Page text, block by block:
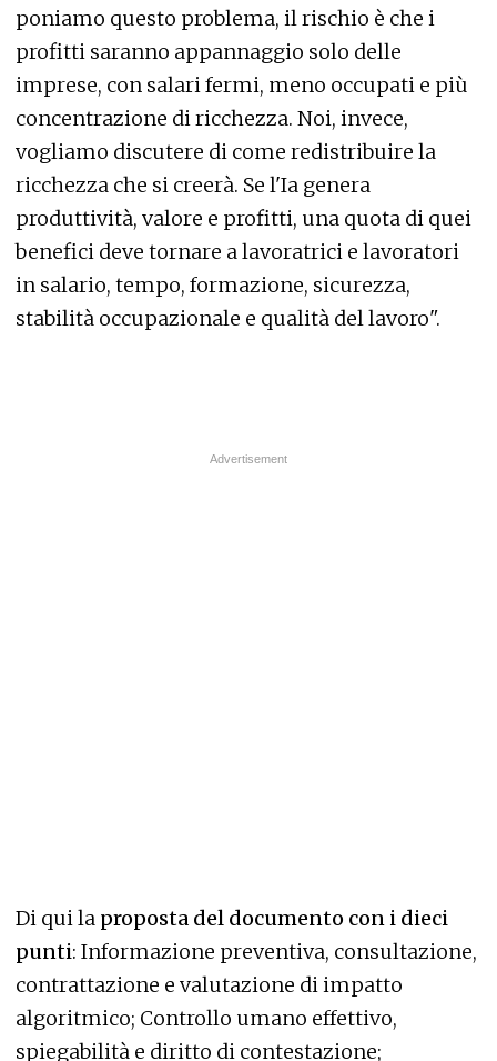
poniamo questo problema, il rischio è che i
profitti saranno appannaggio solo delle
imprese, con salari fermi, meno occupati e più
concentrazione di ricchezza. Noi, invece,
vogliamo discutere di come redistribuire la
ricchezza che si creerà. Se l'Ia genera
produttività, valore e profitti, una quota di quei
benefici deve tornare a lavoratrici e lavoratori
in salario, tempo, formazione, sicurezza,
stabilità occupazionale e qualità del lavoro".
Di qui la proposta del documento con i dieci
punti: Informazione preventiva, consultazione,
contrattazione e valutazione di impatto
algoritmico; Controllo umano effettivo,
spiegabilità e diritto di contestazione;